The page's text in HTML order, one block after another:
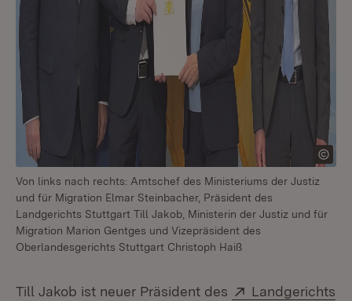
Von links nach rechts: Amtschef des Ministeriums der Justiz
und für Migration Elmar Steinbacher, Präsident des
Landgerichts Stuttgart Till Jakob, Ministerin der Justiz und für
Migration Marion Gentges und Vizepräsident des
Oberlandesgerichts Stuttgart Christoph Haiß
Till Jakob ist neuer Präsident des Extern:
Landgerichts